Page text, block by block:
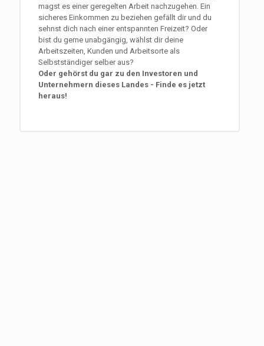
magst es einer geregelten Arbeit nachzugehen. Ein
sicheres Einkommen zu beziehen gefällt dir und du
sehnst dich nach einer entspannten Freizeit? Oder
bist du gerne unabgängig, wählst dir deine
Arbeitszeiten, Kunden und Arbeitsorte als
Selbstständiger selber aus?
Oder gehörst du gar zu den Investoren und
Unternehmern dieses Landes - Finde es jetzt
heraus!